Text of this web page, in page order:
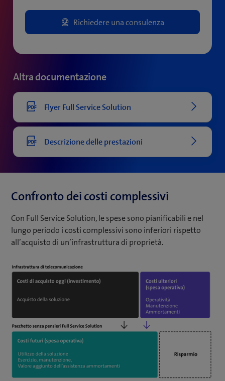
Richiedere una consulenza
Altra documentazione
Flyer Full Service Solution
Descrizione delle prestazioni
Confronto dei costi complessivi
Con Full Service Solution, le spese sono pianificabili e nel
lungo periodo i costi complessivi sono inferiori rispetto
all’acquisto di un’infrastruttura di proprietà.